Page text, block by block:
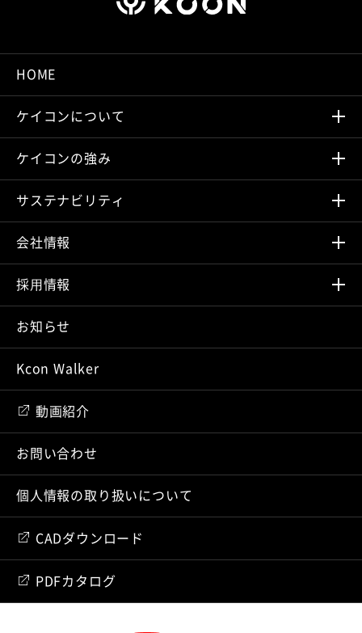
HOME
ケイコンについて
ケイコンの強み
サステナビリティ
会社情報
採⽤情報
お知らせ
Kcon Walker
動画紹介
お問い合わせ
個人情報の取り扱いについて
CADダウンロード
PDFカタログ